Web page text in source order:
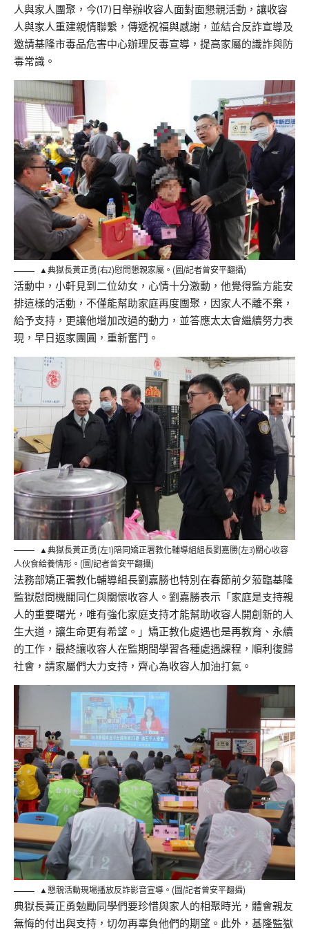
人與家人團聚，今(17)日舉辦收容人面對面懇親活動，讓收容
人與家人重建親情聯繫，傳遞祝福與感謝，並結合反詐宣導及
邀請基隆市毒品危害中心辦理反毒宣導，提高家屬的識詐與防
毒常識。
▲典獄長黃正勇(右2)慰問懇親家屬。(圖/記者曾安平翻攝)
活動中，小軒見到二位幼女，心情十分激動，他覺得監方能安
排這樣的活動，不僅能幫助家庭再度團聚，因家人不離不棄，
給予支持，更讓他增加改過的動力，並答應太太會繼續努力表
現，早日返家團圓，重新奮鬥。
▲典獄長黃正勇(左1)陪同矯正署教化輔導組組長劉嘉勝(左3)關心收容
人伙食給養情形。(圖/記者曾安平翻攝)
法務部矯正署教化輔導組長劉嘉勝也特別在春節前夕蒞臨基隆
監獄慰問機關同仁與關懷收容人。劉嘉勝表示「家庭是支持親
人的重要曙光，唯有強化家庭支持才能幫助收容人開創新的人
生大道，讓生命更有希望。」矯正教化處遇也是再教育、永續
的工作，最終讓收容人在監期間學習各種處遇課程，順利復歸
社會，請家屬們大力支持，齊心為收容人加油打氣。
▲懇親活動現場播放反詐影音宣導。(圖/記者曾安平翻攝)
典獄長黃正勇勉勵同學們要珍惜與家人的相聚時光，體會親友
無悔的付出與支持，切勿再辜負他們的期望。此外，基隆監獄